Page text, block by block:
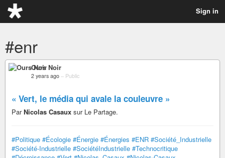
Sign in
#enr
Ours Noir
2 years ago – Public
« Vert, le média qui avale la couleuvre »
ParNicolas Casaux sur Le Partage.
#Politique #Écologie #Énergie #Énergies #ENR #Société_Industrielle
#Société-Industrielle #SociétéIndustrielle #Technocritique